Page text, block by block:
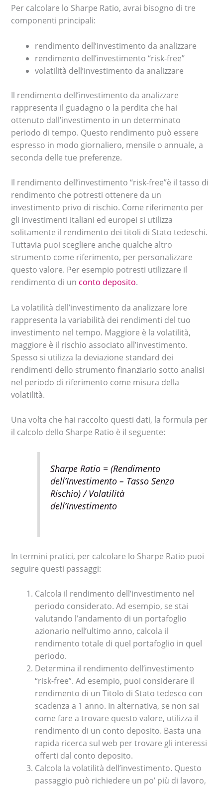
Per calcolare lo Sharpe Ratio, avrai bisogno di tre
componenti principali:
rendimento dell’investimento da analizzare
rendimento dell’investimento “risk-free”
volatilità dell’investimento da analizzare
Il rendimento dell’investimento da analizzare
rappresenta il guadagno o la perdita che hai
ottenuto dall’investimento in un determinato
periodo di tempo. Questo rendimento può essere
espresso in modo giornaliero, mensile o annuale, a
seconda delle tue preferenze.
Il rendimento dell’investimento “risk-free”è il tasso di
rendimento che potresti ottenere da un
investimento privo di rischio. Come riferimento per
gli investimenti italiani ed europei si utilizza
solitamente il rendimento dei titoli di Stato tedeschi.
Tuttavia puoi scegliere anche qualche altro
strumento come riferimento, per personalizzare
questo valore. Per esempio potresti utilizzare il
rendimento di un conto deposito.
La volatilità dell’investimento da analizzare lore
rappresenta la variabilità dei rendimenti del tuo
investimento nel tempo. Maggiore è la volatilità,
maggiore è il rischio associato all’investimento.
Spesso si utilizza la deviazione standard dei
rendimenti dello strumento finanziario sotto analisi
nel periodo di riferimento come misura della
volatilità.
Una volta che hai raccolto questi dati, la formula per
il calcolo dello Sharpe Ratio è il seguente:
Sharpe Ratio = (Rendimento
dell’Investimento – Tasso Senza
Rischio) / Volatilità
dell’Investimento
In termini pratici, per calcolare lo Sharpe Ratio puoi
seguire questi passaggi:
Calcola il rendimento dell’investimento nel
periodo considerato. Ad esempio, se stai
valutando l’andamento di un portafoglio
azionario nell’ultimo anno, calcola il
rendimento totale di quel portafoglio in quel
periodo.
Determina il rendimento dell’investimento
“risk-free”. Ad esempio, puoi considerare il
rendimento di un Titolo di Stato tedesco con
scadenza a 1 anno. In alternativa, se non sai
come fare a trovare questo valore, utilizza il
rendimento di un conto deposito. Basta una
rapida ricerca sul web per trovare gli interessi
offerti dal conto deposito.
Calcola la volatilità dell’investimento. Questo
passaggio può richiedere un po’ più di lavoro,